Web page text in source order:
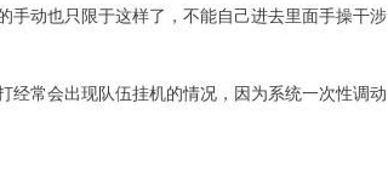
手动也只限于这样了，不能自己进去里面手操干涉
常会出现队伍挂机的情况，因为系统一次性调动